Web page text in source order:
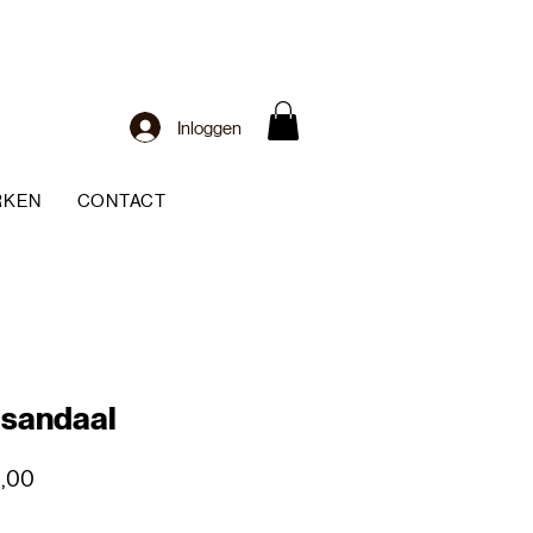
Inloggen
CONTACT